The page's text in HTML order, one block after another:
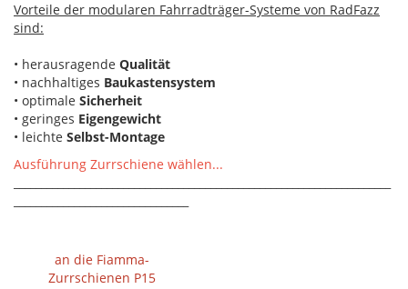
Vorteile der modularen Fahrradträger-Systeme von RadFazz
sind:
• herausragende Qualität
• nachhaltiges Baukastensystem
• optimale Sicherheit
• geringes Eigengewicht
• leichte Selbst-Montage
Ausführung Zurrschiene wählen...
an die Fiamma-
Zurrschienen P15